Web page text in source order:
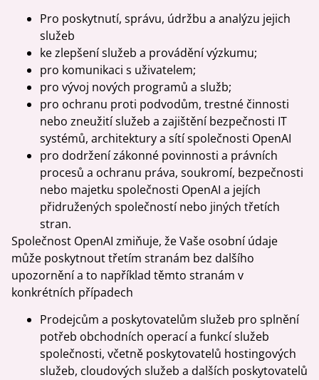
Pro poskytnutí, správu, údržbu a analýzu jejich
služeb
ke zlepšení služeb a provádění výzkumu;
pro komunikaci s uživatelem;
pro vývoj nových programů a služb;
pro ochranu proti podvodům, trestné činnosti
nebo zneužití služeb a zajištění bezpečnosti IT
systémů, architektury a sítí společnosti OpenAI
pro dodržení zákonné povinnosti a právních
procesů a ochranu práva, soukromí, bezpečnosti
nebo majetku společnosti OpenAI a jejích
přidružených společností nebo jiných třetích
stran.
Společnost OpenAI zmiňuje, že Vaše osobní údaje
může poskytnout třetím stranám bez dalšího
upozornění a to například těmto stranám v
konkrétních případech
Prodejcům a poskytovatelům služeb pro splnění
potřeb obchodních operací a funkcí služeb
společnosti, včetně poskytovatelů hostingových
služeb, cloudových služeb a dalších poskytovatelů